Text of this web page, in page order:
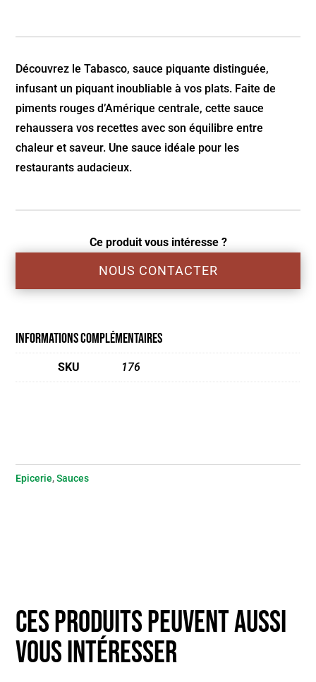
Découvrez le Tabasco, sauce piquante distinguée,
infusant un piquant inoubliable à vos plats. Faite de
piments rouges d’Amérique centrale, cette sauce
rehaussera vos recettes avec son équilibre entre
chaleur et saveur. Une sauce idéale pour les
restaurants audacieux.
Ce produit vous intéresse ?
NOUS CONTACTER
Informations complémentaires
SKU 176
Epicerie,Sauces